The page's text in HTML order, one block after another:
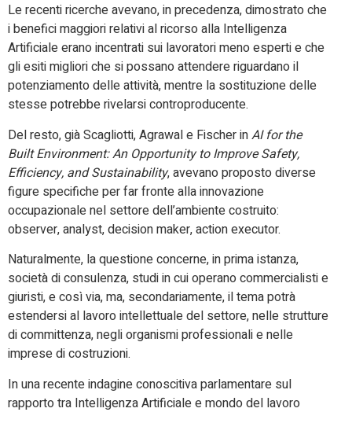
Le recenti ricerche avevano, in precedenza, dimostrato che
i benefici maggiori relativi al ricorso alla Intelligenza
Artificiale erano incentrati sui lavoratori meno esperti e che
gli esiti migliori che si possano attendere riguardano il
potenziamento delle attività, mentre la sostituzione delle
stesse potrebbe rivelarsi controproducente.
Del resto, già Scagliotti, Agrawal e Fischer inAI for the
Built Environment: An Opportunity to Improve Safety,
Efficiency, and Sustainability, avevano proposto diverse
figure specifiche per far fronte alla innovazione
occupazionale nel settore dell’ambiente costruito:
observer, analyst, decision maker, action executor.
Naturalmente, la questione concerne, in prima istanza,
società di consulenza, studi in cui operano commercialisti e
giuristi, e così via, ma, secondariamente, il tema potrà
estendersi al lavoro intellettuale del settore, nelle strutture
di committenza, negli organismi professionali e nelle
imprese di costruzioni.
In una recente indagine conoscitiva parlamentare sul
rapporto tra Intelligenza Artificiale e mondo del lavoro